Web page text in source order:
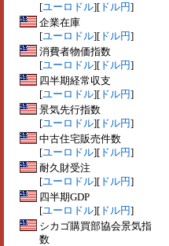
[ユーロドル][ ドル円]
企業在庫
[ユーロドル][ ドル円]
消費者物価指数
[ユーロドル][ ドル円]
四半期経常収支
[ユーロドル][ ドル円]
景気先行指数
[ユーロドル][ ドル円]
中古住宅販売件数
[ユーロドル][ ドル円]
耐久財受注
[ユーロドル][ ドル円]
四半期GDP
[ユーロドル][ ドル円]
シカゴ購買部協会景気指
数